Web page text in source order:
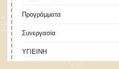
Προγράμματα
Συνεργασία
ΥΓΙΕΙΝΗ